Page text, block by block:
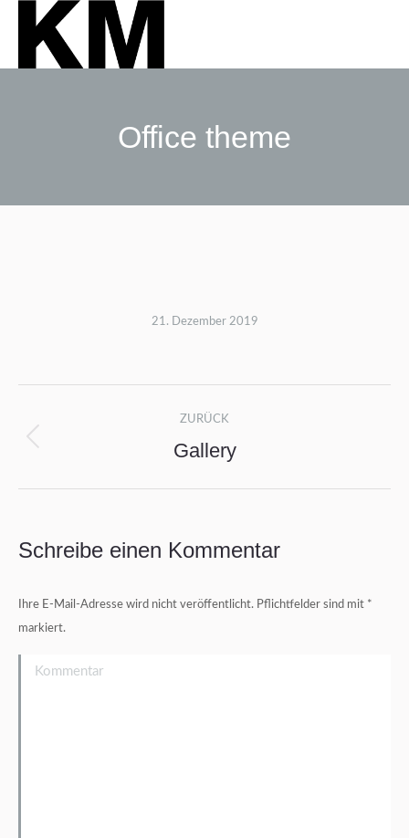
Office theme
21. Dezember 2019
Navigation
ZURÜCK
Vorheriges
Gallery
Schreibe einen Kommentar
Ihre E-Mail-Adresse wird nicht veröffentlicht. Pflichtfelder sind mit *
markiert.
Kommentar